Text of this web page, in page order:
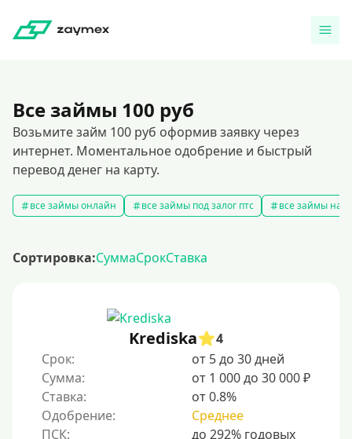
Все займы 100 руб
Возьмите займ 100 руб оформив заявку через
интернет. Моментальное одобрение и быстрый
перевод денег на карту.
все займы онлайн все займы под залог птс все займы на
Сортировка:СуммаСрокСтавка
Krediska
4
Срок:
от 5 до 30 дней
Сумма:
от 1 000 до 30 000 ₽
Ставка:
от 0.8%
Одобрение:
Среднее